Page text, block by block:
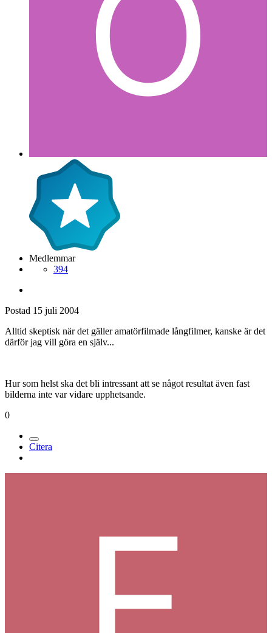
Medlemmar
394
Postad 15 juli 2004
Alltid skeptisk när det gäller amatörfilmade långfilmer, kanske är det
därför jag vill göra en själv...
Hur som helst ska det bli intressant att se något resultat även fast
bilderna inte var vidare upphetsande.
0
Citera